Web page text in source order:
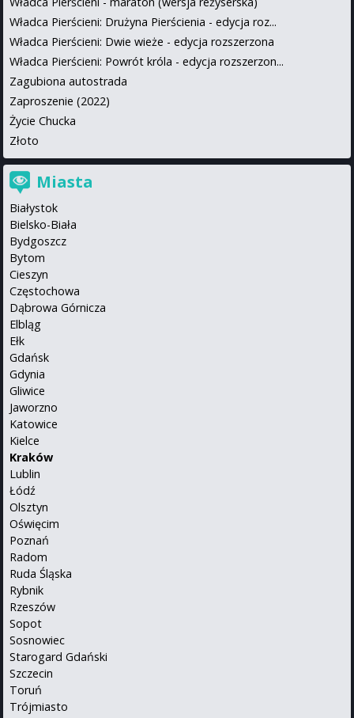
Władca Pierścieni: Drużyna Pierścienia - edycja roz...
Władca Pierścieni: Dwie wieże - edycja rozszerzona
Władca Pierścieni: Powrót króla - edycja rozszerzon...
Zagubiona autostrada
Zaproszenie (2022)
Życie Chucka
Złoto
Miasta
Białystok
Bielsko-Biała
Bydgoszcz
Bytom
Cieszyn
Częstochowa
Dąbrowa Górnicza
Elbląg
Ełk
Gdańsk
Gdynia
Gliwice
Jaworzno
Katowice
Kielce
Kraków
Lublin
Łódź
Olsztyn
Oświęcim
Poznań
Radom
Ruda Śląska
Rybnik
Rzeszów
Sopot
Sosnowiec
Starogard Gdański
Szczecin
Toruń
Trójmiasto